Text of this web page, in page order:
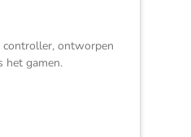
controller, ontworpen
het gamen.